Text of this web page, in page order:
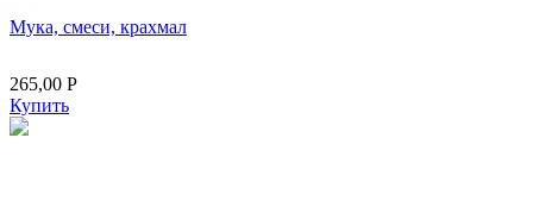
Мука, смеси, крахмал
265,00 Р
Купить